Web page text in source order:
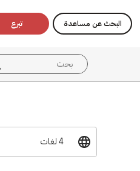
البحث عن مساعدة تبرع